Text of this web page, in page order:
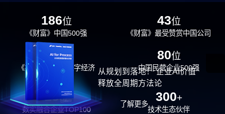
186位
《财富》中国500强
43位
《财富》最受赞赏中国公司
29位
《福布斯》中国数字经济
100强
80位
中国民营企业500强
26位
数实融合企业TOP100
300+
技术生态伙伴
从规划到落地！ 企业AI价值
释放全周期方法论
了解更多